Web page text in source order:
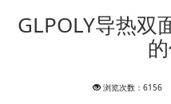
GLPOLY导热双
浏览次数：6156